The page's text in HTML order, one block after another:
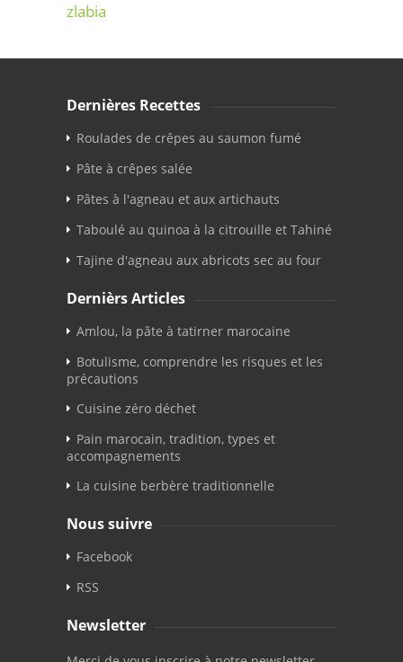
zlabia
Dernières Recettes
Roulades de crêpes au saumon fumé
Pâte à crêpes salée
Pâtes à l'agneau et aux artichauts
Taboulé au quinoa à la citrouille et Tahiné
Tajine d'agneau aux abricots sec au four
Dernièrs Articles
Amlou, la pâte à tatirner marocaine
Botulisme, comprendre les risques et les
précautions
Cuisine zéro déchet
Pain marocain, tradition, types et
accompagnements
La cuisine berbère traditionnelle
Nous suivre
Facebook
RSS
Newsletter